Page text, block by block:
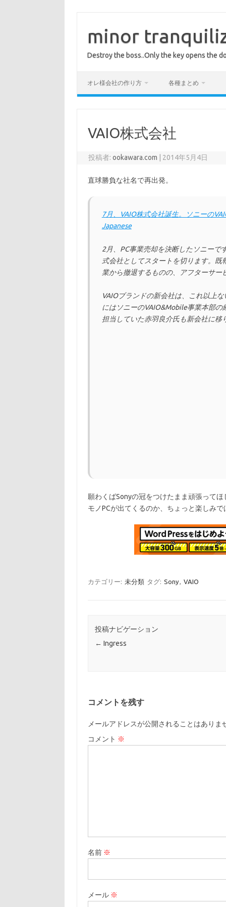
minor
Destroy the boss..Only the key opens the
オレ様会社の作り方 各種まとめ
VAIO株式会社
投稿者:ookawara.com 2014年5月4日
直球勝負な社名で再出発。
7月、VAIO株式会社誕生。ソニーの
Japanese
2月、PC事業売却を決断したソニーで
式会社としてスタートを切ります。
業から撤退するものの、アフターサー
VAIOブランドの新会社は、これ以上
にはソニーのVAIO&Mobile事業本部
担当していた赤羽良介氏も新会社に移
願わくばSonyの冠をつけたまま頑張って
モノPCが出てくるのか、ちょっと楽しみで
カテゴリー: 未分類 タグ: Sony, VAIO
投稿ナビゲーション
← Ingress
コメントを残す
メールアドレスが公開されることはありま
コメント ※
名前 ※
メール ※